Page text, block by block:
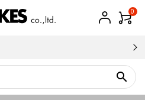
0
search